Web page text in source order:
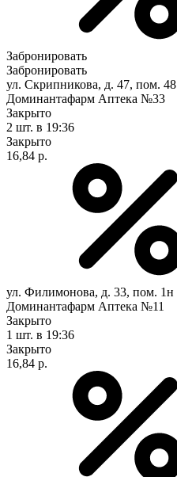
Забронировать
Забронировать
ул. Скрипникова, д. 47, пом. 48
Доминантафарм Аптека №33
Закрыто
2 шт. в 19:36
Закрыто
16,84 р.
ул. Филимонова, д. 33, пом. 1н
Доминантафарм Аптека №11
Закрыто
1 шт. в 19:36
Закрыто
16,84 р.